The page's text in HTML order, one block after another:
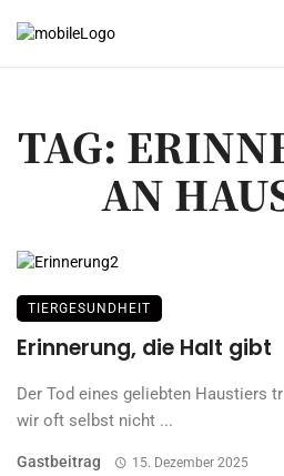
TAG:
AN
TIERGESUNDHEIT
Erinnerung, die Halt gibt
Der Tod eines geliebten Haustiers
wir oft selbst nicht ...
Gastbeitrag 15. Dezember 2025